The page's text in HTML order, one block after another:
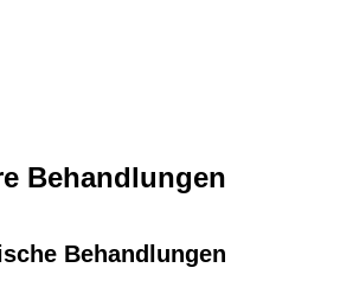
Behandlungen
Behandlungen